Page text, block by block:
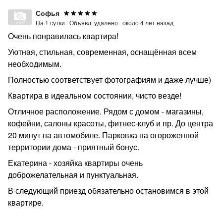
Софья
На 1 сутки ·Объявл. удалено ·около 4 лет назад
Очень понравилась квартира!
Уютная, стильная, современная, оснащённая всем
необходимым.
Полностью соответствует фотографиям и даже лучше)
Квартира в идеальном состоянии, чисто везде!
Отличное расположение. Рядом с домом - магазины,
кофейни, салоны красоты, фитнес-клуб и пр. До центра
20 минут на автомобиле. Парковка на огороженной
территории дома - приятный бонус.
Екатерина - хозяйка квартиры очень
доброжелательная и пунктуальная.
В следующий приезд обязательно остановимся в этой
квартире.